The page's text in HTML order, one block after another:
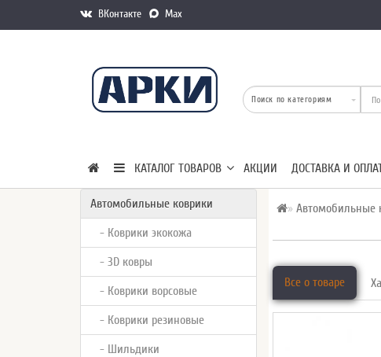
ВКонтакте Max
КАТАЛОГ ТОВАРОВ АКЦИИ ДОСТАВКА И
Автомобильные коврики
- Коврики экокожа
- 3D ковры
- Коврики ворсовые
- Коврики резиновые
- Шильдики
Автомобильные
Все о товаре